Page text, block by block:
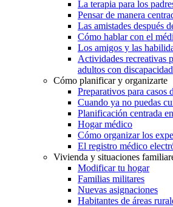
La terapia para los
Pensar de manera
Las amistades después
Cómo hablar con el
Los amigos y las
Actividades recreativas
adultos con
Cómo planificar y organizarte
Preparativos para casos
Cuando ya no puedas
Planificación centrada
Hogar médico
Cómo organizar los
El registro médico
Vivienda y situaciones
Modificar tu hogar
Familias militares
Nuevas asignaciones
Habitantes de áreas